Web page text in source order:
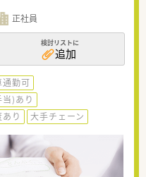
正社員
検討リストに
追加
通勤可
)あり
り 大手チェーン